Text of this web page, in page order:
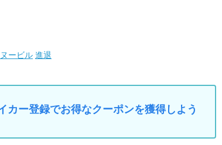
ービル 進退
カー登録でお得なクーポンを獲得しよう